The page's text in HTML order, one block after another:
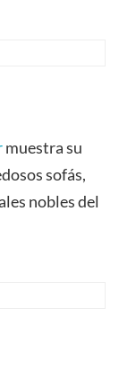
muestra su
sofás,
nobles del